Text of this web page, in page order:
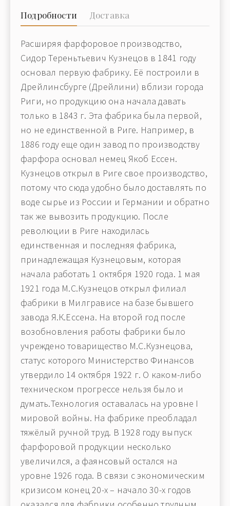
Подробности Доставка
Расширяя фарфоровое производство,
Сидор Тереньтьевич Кузнецов в 1841 году
основал первую фабрику. Её построили в
Дрейлинсбурге (Дрейлини) вблизи города
Риги, но продукцию она начала давать
только в 1843 г. Эта фабрика была первой,
но не единственной в Риге. Например, в
1886 году еще один завод по производству
фарфора основал немец Якоб Ессен.
Кузнецов открыл в Риге свое производство,
потому что сюда удобно было доставлять по
воде сырье из России и Германии и обратно
так же вывозить продукцию. После
революции в Риге находилась
единственная и последняя фабрика,
принадлежащая Кузнецовым, которая
начала работать 1 октября 1920 года. 1 мая
1921 года М.С.Кузнецов открыл филиал
фабрики в Милгрависе на базе бывшего
завода Я.К.Ессена. На второй год после
возобновления работы фабрики было
учреждено товарищество М.С.Кузнецова,
статус которого Министерство Финансов
утвердило 14 октября 1922 г. О каком-либо
техническом прогрессе нельзя было и
думать.Технология оставалась на уровне I
мировой войны. На фабрике преобладал
тяжёлый ручной труд. В 1928 году выпуск
фарфоровой продукции несколько
увеличился, а фаянсовый остался на
уровне 1926 года. В связи с экономическим
кризисом конец 20-х – начало 30-х годов